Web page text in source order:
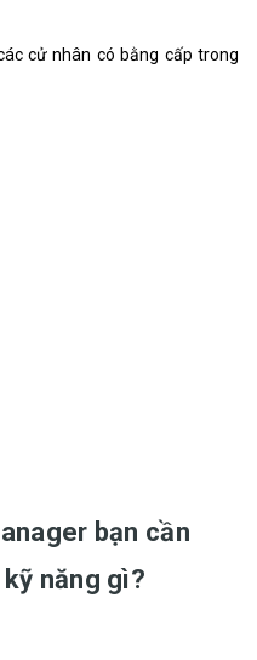
cử nhân có bằng cấp trong
bạn cần
năng gì?